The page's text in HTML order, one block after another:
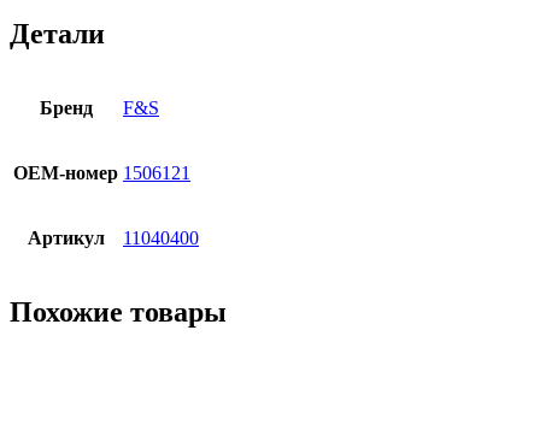
Детали
Бренд F&S
OЕМ-номер 1506121
Артикул 11040400
Похожие товары